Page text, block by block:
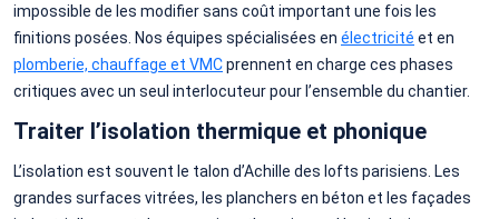
impossible de les modifier sans coût important une fois les
finitions posées. Nos équipes spécialisées en électricité et en
plomberie, chauffage et VMCprennent en charge ces phases
critiques avec un seul interlocuteur pour l’ensemble du chantier.
Traiter l’isolation thermique et phonique
L’isolation est souvent le talon d’Achille des lofts parisiens. Les
grandes surfaces vitrées, les planchers en béton et les façades